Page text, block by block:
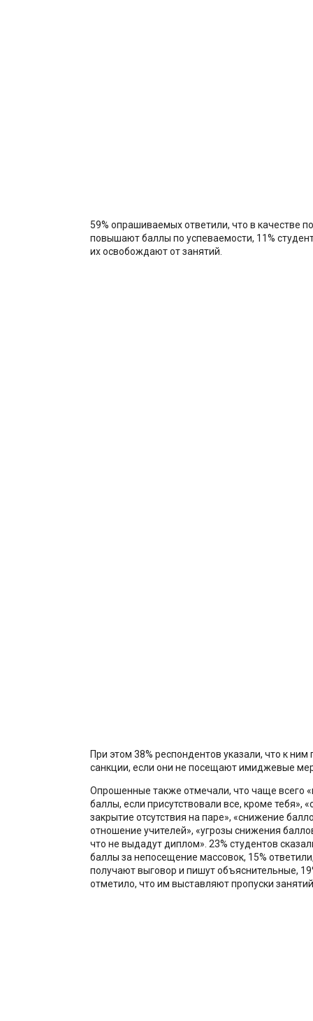
59% опрашиваемых ответили, что в качестве
повышают баллы по успеваемости, 11%
их освобождают от занятий.
При этом 38% респондентов указали, что к
санкции, если они не посещают имиджевые
Опрошенные также отмечали, что чаще всего
баллы, если присутствовали все, кроме тебя»,
закрытие отсутствия на паре», «снижение
отношение учителей», «угрозы снижения
что не выдадут диплом». 23% студентов
баллы за непосещение массовок, 15%
получают выговор и пишут объяснительные,
отметило, что им выставляют пропуски